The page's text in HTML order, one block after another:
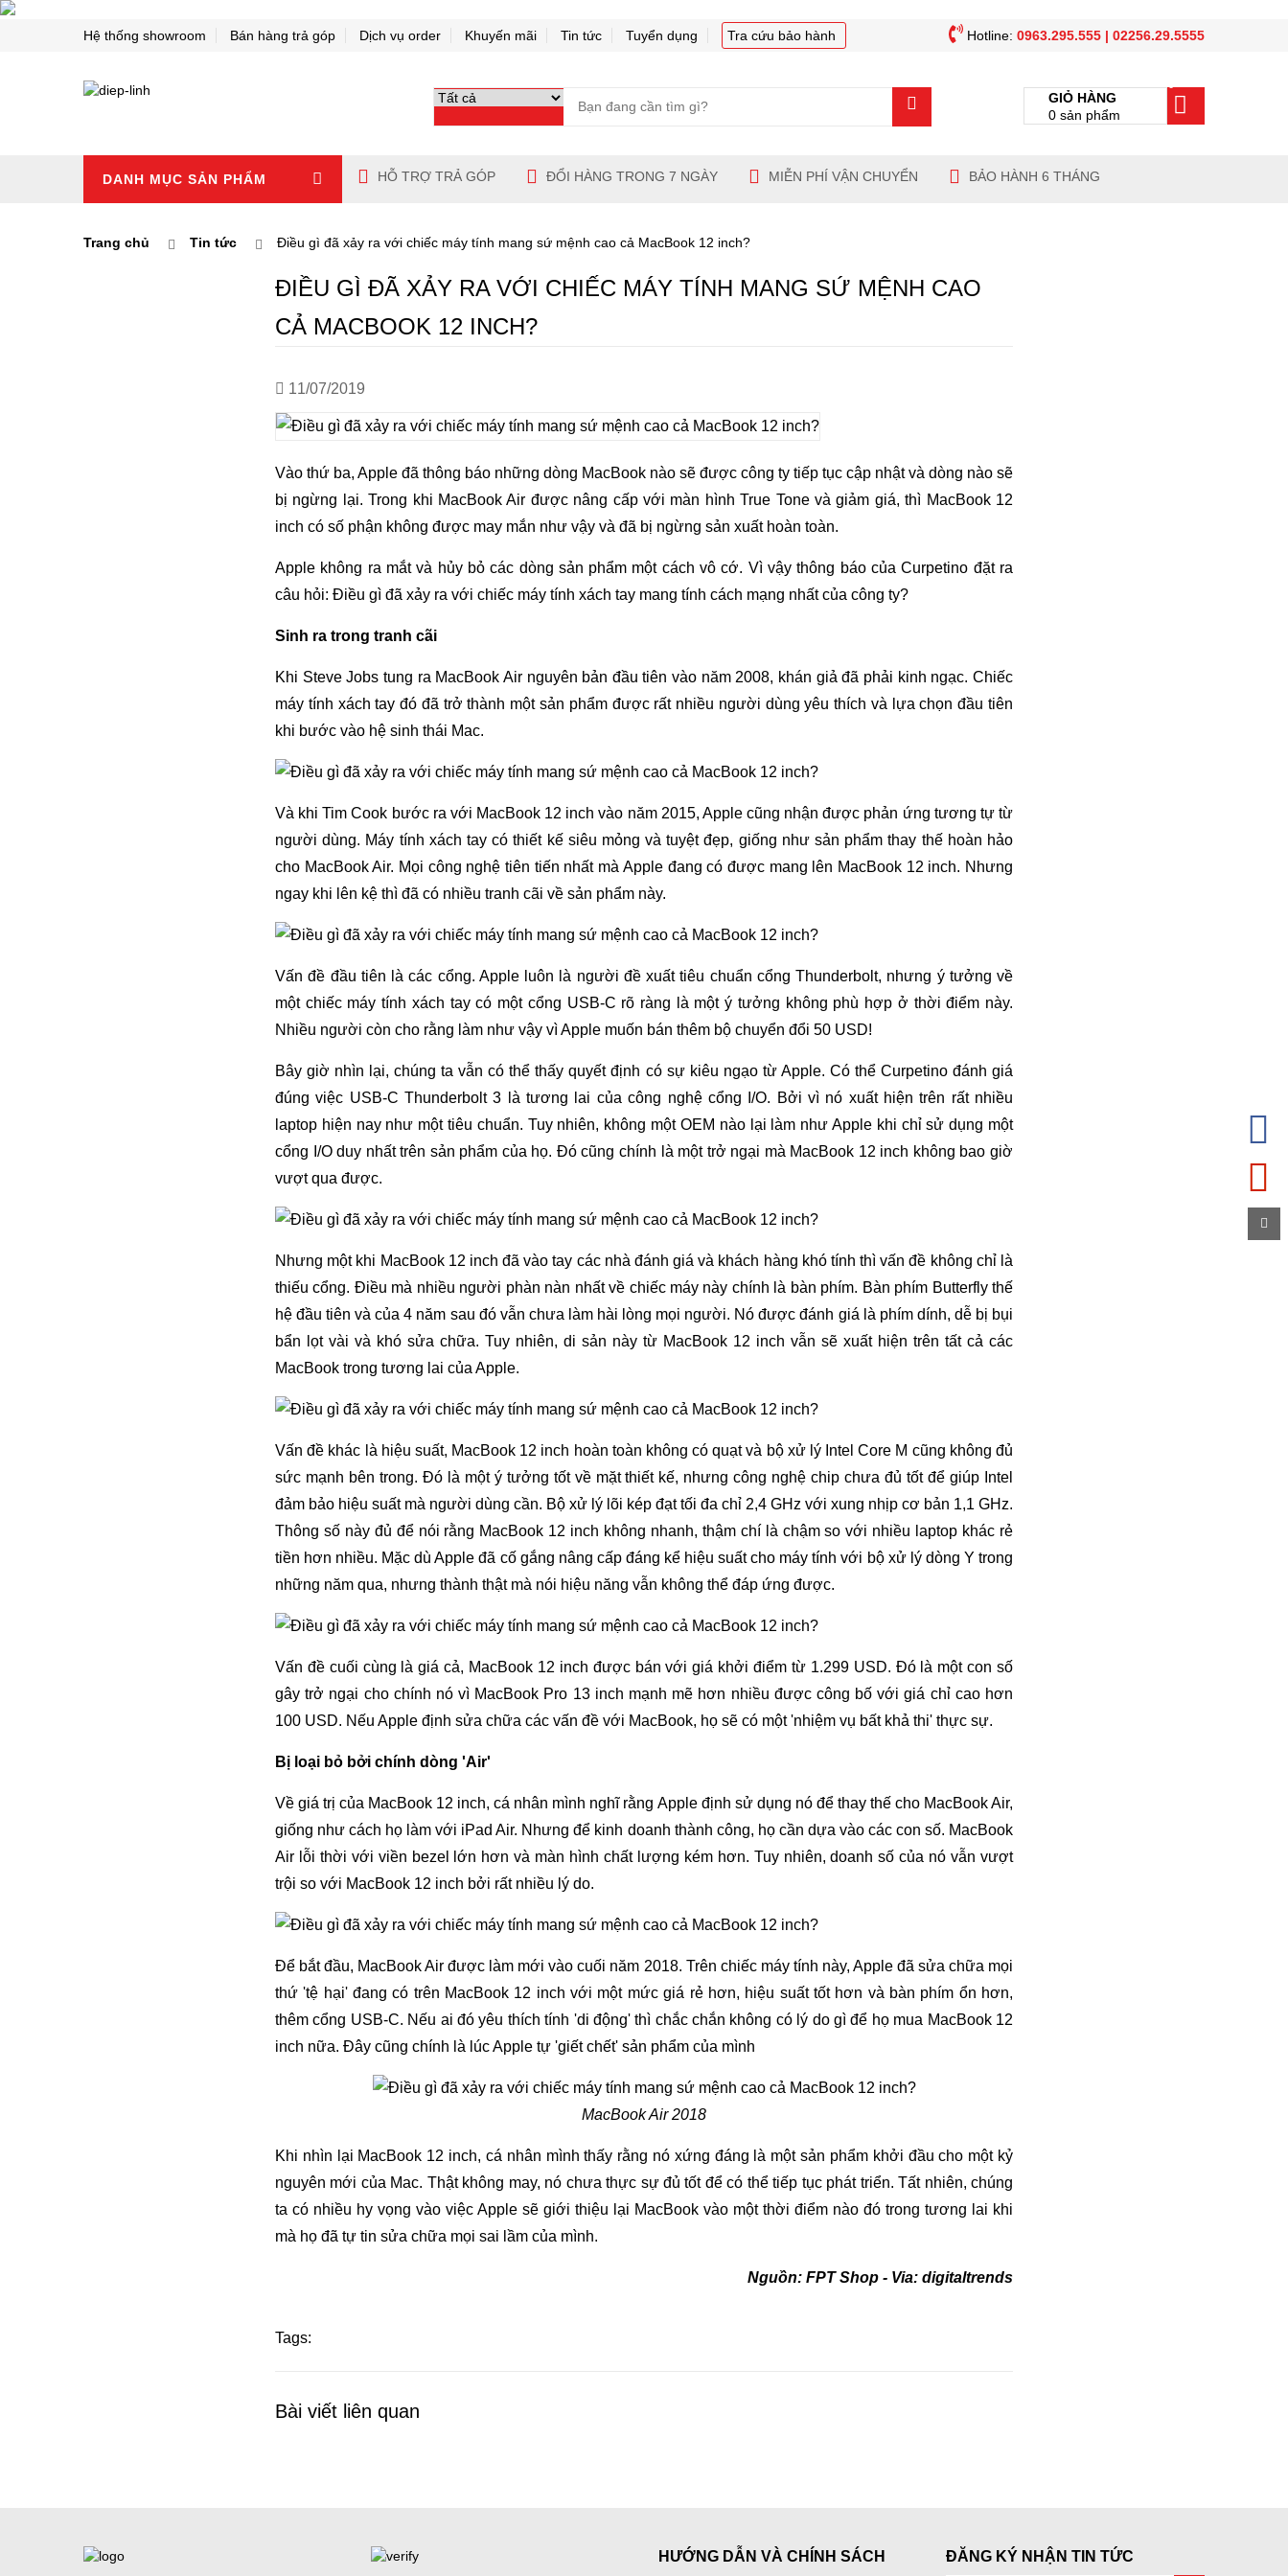
Hệ thống showroom Bán hàng trả góp Dịch vụ order Khuyến mãi Tin tức Tuyển dụng Tra cứu bảo hành Hotline: 0963.295.555 | 02256.29.5555
GIỎ HÀNG
0 sản phẩm
DANH MỤC SẢN PHẨM HỖ TRỢ TRẢ GÓP ĐỔI HÀNG TRONG 7 NGÀY MIỄN PHÍ VẬN CHUYỂN BẢO HÀNH 6 THÁNG
Trang chủ Tin tức Điều gì đã xảy ra với chiếc máy tính mang sứ mệnh cao cả MacBook 12 inch?
ĐIỀU GÌ ĐÃ XẢY RA VỚI CHIẾC MÁY TÍNH MANG SỨ MỆNH CAO
CẢ MACBOOK 12 INCH?
11/07/2019
Vào thứ ba, Apple đã thông báo những dòng MacBook nào sẽ được công ty tiếp tục cập nhật và dòng nào sẽ
bị ngừng lại. Trong khi MacBook Air được nâng cấp với màn hình True Tone và giảm giá, thì MacBook 12
inch có số phận không được may mắn như vậy và đã bị ngừng sản xuất hoàn toàn.
Apple không ra mắt và hủy bỏ các dòng sản phẩm một cách vô cớ. Vì vậy thông báo của Curpetino đặt ra
câu hỏi: Điều gì đã xảy ra với chiếc máy tính xách tay mang tính cách mạng nhất của công ty?
Sinh ra trong tranh cãi
Khi Steve Jobs tung ra MacBook Air nguyên bản đầu tiên vào năm 2008, khán giả đã phải kinh ngạc. Chiếc
máy tính xách tay đó đã trở thành một sản phẩm được rất nhiều người dùng yêu thích và lựa chọn đầu tiên
khi bước vào hệ sinh thái Mac.
Và khi Tim Cook bước ra với MacBook 12 inch vào năm 2015, Apple cũng nhận được phản ứng tương tự từ
người dùng. Máy tính xách tay có thiết kế siêu mỏng và tuyệt đẹp, giống như sản phẩm thay thế hoàn hảo
cho MacBook Air. Mọi công nghệ tiên tiến nhất mà Apple đang có được mang lên MacBook 12 inch. Nhưng
ngay khi lên kệ thì đã có nhiều tranh cãi về sản phẩm này.
Vấn đề đầu tiên là các cổng. Apple luôn là người đề xuất tiêu chuẩn cổng Thunderbolt, nhưng ý tưởng về
một chiếc máy tính xách tay có một cổng USB-C rõ ràng là một ý tưởng không phù hợp ở thời điểm này.
Nhiều người còn cho rằng làm như vậy vì Apple muốn bán thêm bộ chuyển đổi 50 USD!
Bây giờ nhìn lại, chúng ta vẫn có thể thấy quyết định có sự kiêu ngạo từ Apple. Có thể Curpetino đánh giá
đúng việc USB-C Thunderbolt 3 là tương lai của công nghệ cổng I/O. Bởi vì nó xuất hiện trên rất nhiều
laptop hiện nay như một tiêu chuẩn. Tuy nhiên, không một OEM nào lại làm như Apple khi chỉ sử dụng một
cổng I/O duy nhất trên sản phẩm của họ. Đó cũng chính là một trở ngại mà MacBook 12 inch không bao giờ
vượt qua được.
Nhưng một khi MacBook 12 inch đã vào tay các nhà đánh giá và khách hàng khó tính thì vấn đề không chỉ là
thiếu cổng. Điều mà nhiều người phàn nàn nhất về chiếc máy này chính là bàn phím. Bàn phím Butterfly thế
hệ đầu tiên và của 4 năm sau đó vẫn chưa làm hài lòng mọi người. Nó được đánh giá là phím dính, dễ bị bụi
bẩn lọt vài và khó sửa chữa. Tuy nhiên, di sản này từ MacBook 12 inch vẫn sẽ xuất hiện trên tất cả các
MacBook trong tương lai của Apple.
Vấn đề khác là hiệu suất, MacBook 12 inch hoàn toàn không có quạt và bộ xử lý Intel Core M cũng không đủ
sức mạnh bên trong. Đó là một ý tưởng tốt về mặt thiết kế, nhưng công nghệ chip chưa đủ tốt để giúp Intel
đảm bảo hiệu suất mà người dùng cần. Bộ xử lý lõi kép đạt tối đa chỉ 2,4 GHz với xung nhịp cơ bản 1,1 GHz.
Thông số này đủ để nói rằng MacBook 12 inch không nhanh, thậm chí là chậm so với nhiều laptop khác rẻ
tiền hơn nhiều. Mặc dù Apple đã cố gắng nâng cấp đáng kể hiệu suất cho máy tính với bộ xử lý dòng Y trong
những năm qua, nhưng thành thật mà nói hiệu năng vẫn không thể đáp ứng được.
Vấn đề cuối cùng là giá cả, MacBook 12 inch được bán với giá khởi điểm từ 1.299 USD. Đó là một con số
gây trở ngại cho chính nó vì MacBook Pro 13 inch mạnh mẽ hơn nhiều được công bố với giá chỉ cao hơn
100 USD. Nếu Apple định sửa chữa các vấn đề với MacBook, họ sẽ có một 'nhiệm vụ bất khả thi' thực sự.
Bị loại bỏ bởi chính dòng 'Air'
Về giá trị của MacBook 12 inch, cá nhân mình nghĩ rằng Apple định sử dụng nó để thay thế cho MacBook Air,
giống như cách họ làm với iPad Air. Nhưng để kinh doanh thành công, họ cần dựa vào các con số. MacBook
Air lỗi thời với viền bezel lớn hơn và màn hình chất lượng kém hơn. Tuy nhiên, doanh số của nó vẫn vượt
trội so với MacBook 12 inch bởi rất nhiều lý do.
Để bắt đầu, MacBook Air được làm mới vào cuối năm 2018. Trên chiếc máy tính này, Apple đã sửa chữa mọi
thứ 'tệ hại' đang có trên MacBook 12 inch với một mức giá rẻ hơn, hiệu suất tốt hơn và bàn phím ổn hơn,
thêm cổng USB-C. Nếu ai đó yêu thích tính 'di động' thì chắc chắn không có lý do gì để họ mua MacBook 12
inch nữa. Đây cũng chính là lúc Apple tự 'giết chết' sản phẩm của mình
MacBook Air 2018
Khi nhìn lại MacBook 12 inch, cá nhân mình thấy rằng nó xứng đáng là một sản phẩm khởi đầu cho một kỷ
nguyên mới của Mac. Thật không may, nó chưa thực sự đủ tốt để có thể tiếp tục phát triển. Tất nhiên, chúng
ta có nhiều hy vọng vào việc Apple sẽ giới thiệu lại MacBook vào một thời điểm nào đó trong tương lai khi
mà họ đã tự tin sửa chữa mọi sai lầm của mình.
Nguồn: FPT Shop - Via: digitaltrends
Tags:
Bài viết liên quan
HƯỚNG DẪN VÀ CHÍNH SÁCH ĐĂNG KÝ NHẬN TIN TỨC